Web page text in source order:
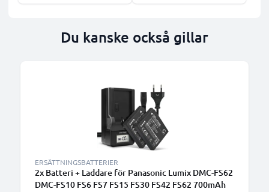
Du kanske också gillar
ERSÄTTNINGSBATTERIER
2x Batteri + Laddare för Panasonic Lumix DMC-FS62
DMC-FS10 FS6 FS7 FS15 FS30 FS42 FS62 700mAh